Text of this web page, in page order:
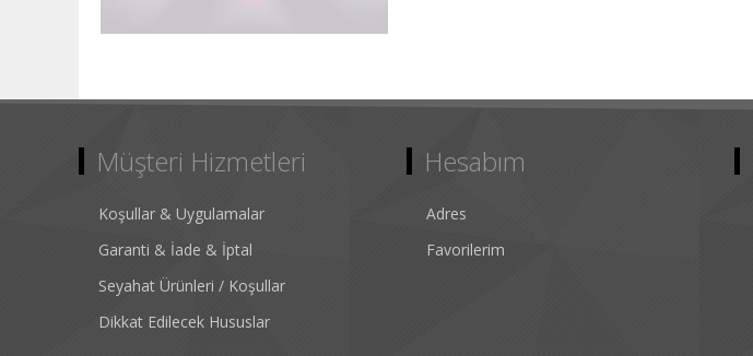
Müşteri Hizmetleri
Koşullar & Uygulamalar
Garanti & İade & İptal
Seyahat Ürünleri / Koşullar
Dikkat Edilecek Hususlar
Hesabım
Adres
Favorilerim